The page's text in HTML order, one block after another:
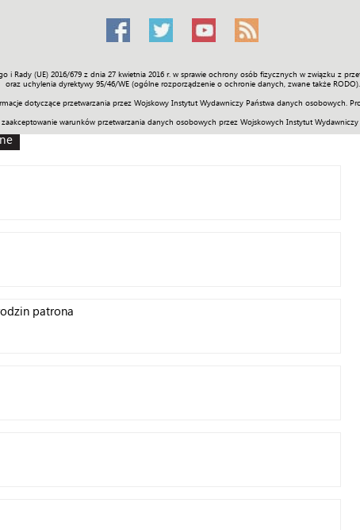
i Rady (UE) 2016/679 z dnia 27 kwietnia 2016 r. w sprawie ochrony osób fizycznych w związku z
oraz uchylenia dyrektywy 95/46/WE (ogólne rozporządzenie o ochronie danych, zwane także RODO).
dotyczące przetwarzania przez Wojskowy Instytut Wydawniczy Państwa danych osobowych.
zaakceptowanie warunków przetwarzania danych osobowych przez Wojskowych Instytut Wydawniczy
Świat Społeczność Sport Historia Galerie Wideo
patrona